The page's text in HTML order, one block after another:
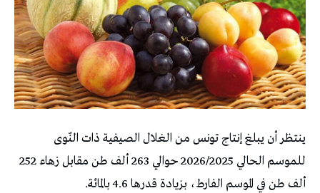
ينتظر أن يبلغ إنتاج تونس من الغلال الصيفية ذات النّوى
للموسم الحالي 2026/2025 حوالي 263 ألف طن مقابل زهاء 252
ألف طن في الموسم الفارط، بزيادة قدرها 4.6 بالمائة.